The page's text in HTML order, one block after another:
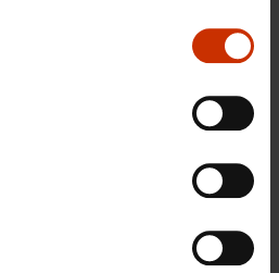
i maximalt 18 månader